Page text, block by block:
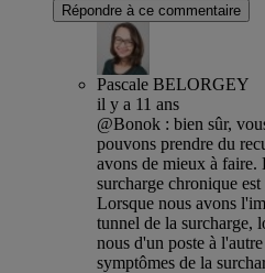
Répondre à ce commentaire
Pascale BELORGEY
il y a 11 ans
@Bonok : bien sûr,
pouvons prendre du
avons de mieux à
surcharge chronique
Lorsque nous avons
tunnel de la surcharge,
nous d'un poste à
symptômes de la